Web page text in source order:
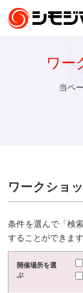
ワー
当ペ
ワークショ
条件を選んで「検
することができます
開催場所を選
ぶ